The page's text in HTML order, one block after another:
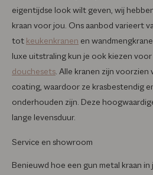
eigentijdse look wilt geven, wij
kraan voor jou. Ons aanbod varieert
tot keukenkranen en
luxe uitstraling kun je ook kiezen
douchesets. Alle kranen zijn voorzien
coating, waardoor ze krasbestendig
onderhouden zijn. Deze
lange levensduur.
Service en showroom
Benieuwd hoe een gun metal kraan